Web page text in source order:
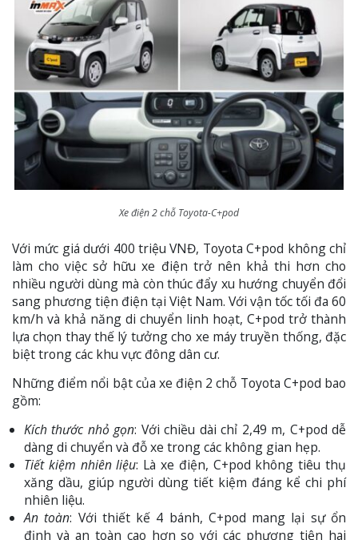
Xe điện 2 chỗ Toyota-C+pod
Với mức giá dưới 400 triệu VNĐ, Toyota C+pod không chỉ
làm cho việc sở hữu xe điện trở nên khả thi hơn cho
nhiều người dùng mà còn thúc đẩy xu hướng chuyển đổi
sang phương tiện điện tại Việt Nam. Với vận tốc tối đa 60
km/h và khả năng di chuyển linh hoạt, C+pod trở thành
lựa chọn thay thế lý tưởng cho xe máy truyền thống, đặc
biệt trong các khu vực đông dân cư.
Những điểm nổi bật của xe điện 2 chỗ Toyota C+pod bao
gồm:
Kích thước nhỏ gọn: Với chiều dài chỉ 2,49 m, C+pod dễ
dàng di chuyển và đỗ xe trong các không gian hẹp.
Tiết kiệm nhiên liệu: Là xe điện, C+pod không tiêu thụ
xăng dầu, giúp người dùng tiết kiệm đáng kể chi phí
nhiên liệu.
An toàn: Với thiết kế 4 bánh, C+pod mang lại sự ổn
định và an toàn cao hơn so với các phương tiện hai